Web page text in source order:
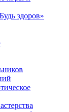
здоров»